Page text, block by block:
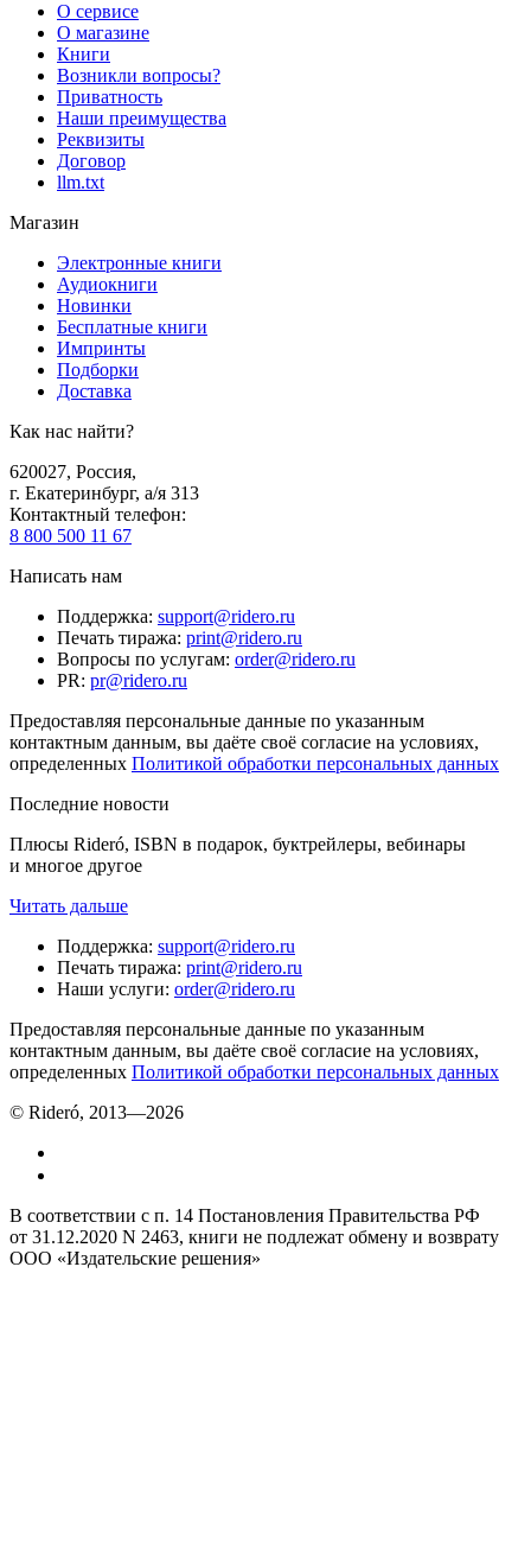
О сервисе
О магазине
Книги
Возникли вопросы?
Приватность
Наши преимущества
Реквизиты
Договор
llm.txt
Магазин
Электронные книги
Аудиокниги
Новинки
Бесплатные книги
Импринты
Подборки
Доставка
Как нас найти?
620027, Россия,
г. Екатеринбург, а/я 313
Контактный телефон:
8 800 500 11 67
Написать нам
Поддержка: support@ridero.ru
Печать тиража: print@ridero.ru
Вопросы по услугам: order@ridero.ru
PR: pr@ridero.ru
Предоставляя персональные данные по указанным
контактным данным, вы даёте своё согласие на условиях,
определенных Политикой обработки персональных данных
Последние новости
Плюсы Rideró, ISBN в подарок, буктрейлеры, вебинары
и многое другое
Читать дальше
Поддержка: support@ridero.ru
Печать тиража: print@ridero.ru
Наши услуги: order@ridero.ru
Предоставляя персональные данные по указанным
контактным данным, вы даёте своё согласие на условиях,
определенных Политикой обработки персональных данных
© Rideró, 2013—2026
В соответствии с п. 14 Постановления Правительства РФ
от 31.12.2020 N 2463, книги не подлежат обмену и возврату
ООО «Издательские решения»